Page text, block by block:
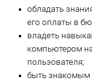
обладать
его оплаты в
владеть
компьютером
пользователя;
быть знакомым